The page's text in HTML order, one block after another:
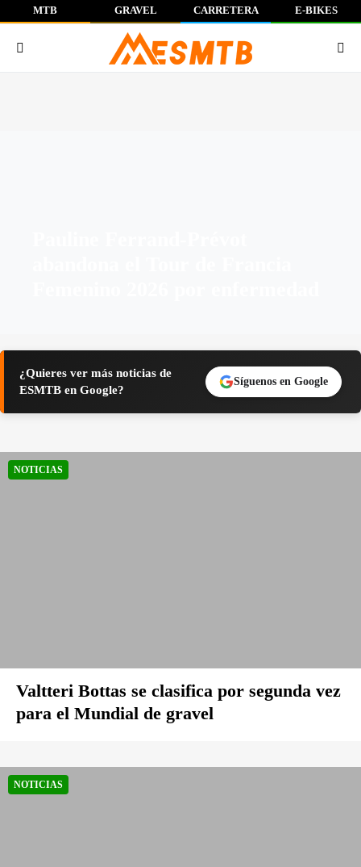
MTB GRAVEL CARRETERA E-BIKES
¿Quieres ver más noticias de
ESMTB en Google?
Síguenos en Google
NOTICIAS
Valtteri Bottas se clasifica por segunda vez
para el Mundial de gravel
NOTICIAS